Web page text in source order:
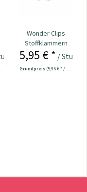
Wonder Clips
Stoffklammern
klein - 20 Stück
5,95 € * / Stück
Grundpreis (5,95 € * / 1 Stück)